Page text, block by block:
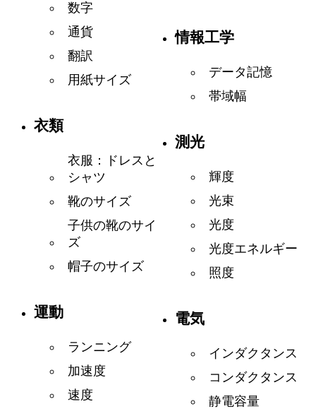
数字
通貨
翻訳
用紙サイズ
衣類
衣服：ドレスと
シャツ
靴のサイズ
子供の靴のサイ
ズ
帽子のサイズ
運動
ランニング
加速度
速度
情報工学
データ記憶
帯域幅
測光
輝度
光束
光度
光度エネルギー
照度
電気
インダクタンス
コンダクタンス
静電容量